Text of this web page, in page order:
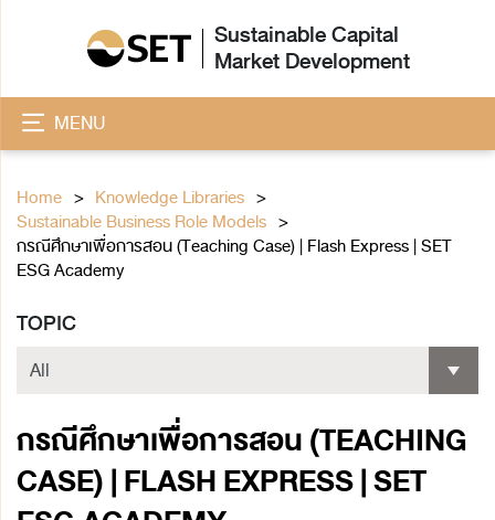
Sustainable Capital
Market Development
MENU
Home
Knowledge Libraries
Sustainable Business Role Models
กรณีศึกษาเพื่อการสอน (Teaching Case) | Flash Express | SET
ESG Academy
TOPIC
กรณีศึกษาเพื่อการสอน (TEACHING
CASE) | FLASH EXPRESS | SET